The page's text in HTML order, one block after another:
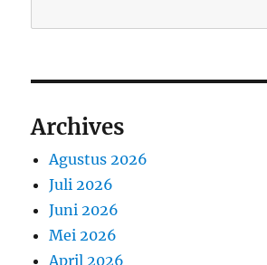
Archives
Agustus 2026
Juli 2026
Juni 2026
Mei 2026
April 2026